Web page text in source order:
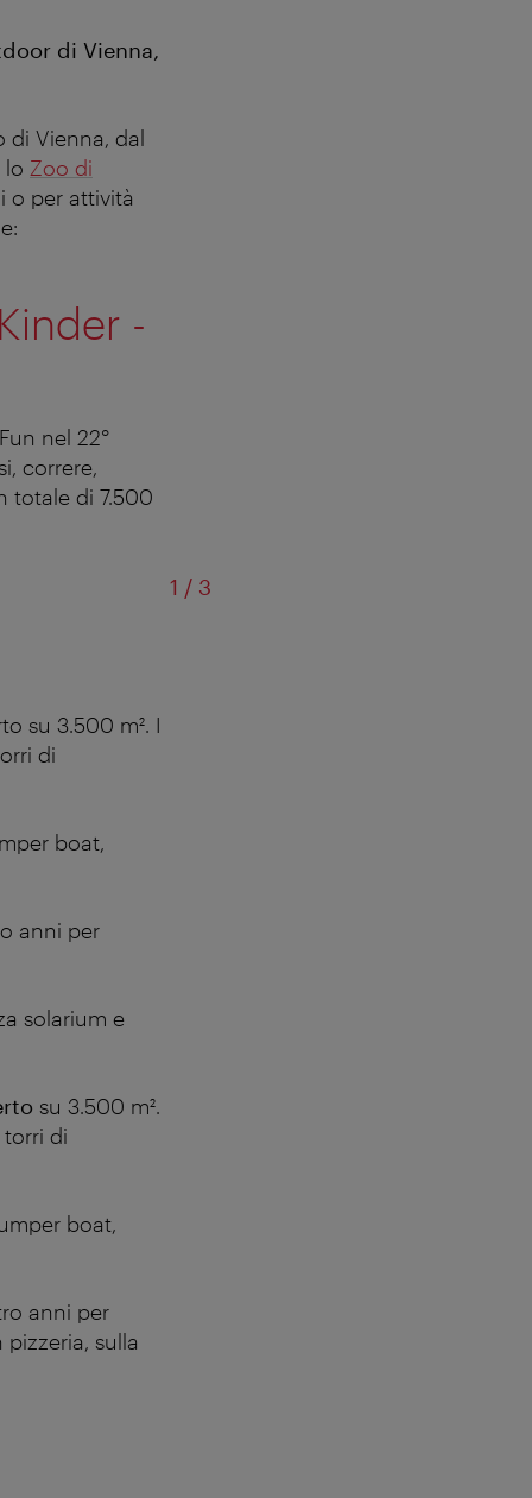
di Vienna,
di Vienna, dal
Zoo di
o per attività
-
nel 22°
correre,
totale di 7.500
1 /di
3
su 3.500 m². I
di
boat,
anni per
solarium e
su 3.500 m².
di
boat,
anni per
sulla